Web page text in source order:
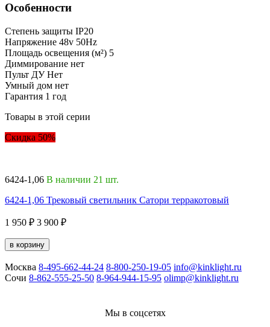
Особенности
Степень защиты IP20
Напряжение 48v 50Hz
Площадь освещения (м²) 5
Диммирование нет
Пульт ДУНет
Умный дом нет
Гарантия 1 год
Товары в этой серии
Скидка 50%
6424-1,06 В наличии 21 шт.
6424-1,06 Трековый светильник Сатори терракотовый
1 950 ₽ 3 900 ₽
в корзину
Москва 8-495-662-44-24 8-800-250-19-05 info@kinklight.ru
Сочи 8-862-555-25-50 8-964-944-15-95 olimp@kinklight.ru
Мы в соцсетях